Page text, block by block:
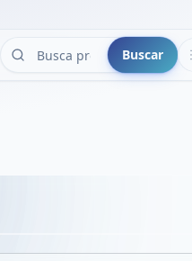
Buscar